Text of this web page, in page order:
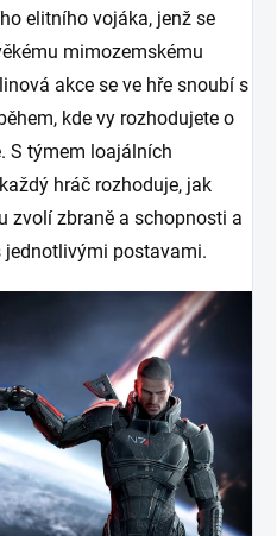
elitního vojáka, jenž se
mimozemskému
akce se ve hře snoubí s
kde vy rozhodujete o
S týmem loajálních
hráč rozhoduje, jak
zvolí zbraně a schopnosti a
jednotlivými postavami.